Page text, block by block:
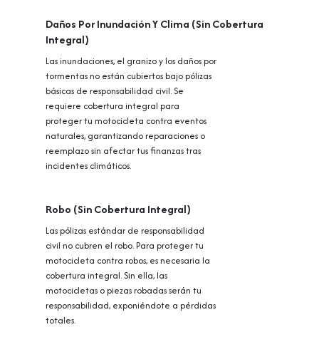
Daños Por Inundación Y Clima (Sin Cobertura
Integral)
Las inundaciones, el granizo y los daños por
tormentas no están cubiertos bajo pólizas
básicas de responsabilidad civil. Se
requiere cobertura integral para
proteger tu motocicleta contra eventos
naturales, garantizando reparaciones o
reemplazo sin afectar tus finanzas tras
incidentes climáticos.
Robo (Sin Cobertura Integral)
Las pólizas estándar de responsabilidad
civil no cubren el robo. Para proteger tu
motocicleta contra robos, es necesaria la
cobertura integral. Sin ella, las
motocicletas o piezas robadas serán tu
responsabilidad, exponiéndote a pérdidas
totales.